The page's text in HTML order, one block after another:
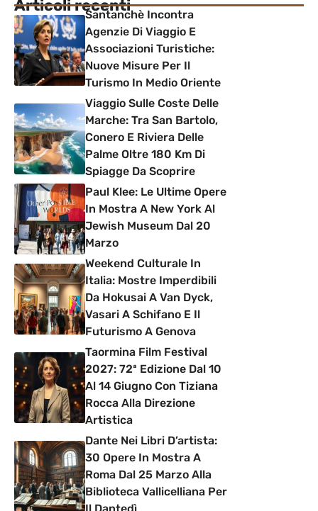
Articoli recentiSantanchè Incontra
Agenzie Di Viaggio E
Associazioni Turistiche:
Nuove Misure Per Il
Turismo In Medio Oriente
Viaggio Sulle Coste Delle
Marche: Tra San Bartolo,
Conero E Riviera Delle
Palme Oltre 180 Km Di
Spiagge Da Scoprire
Paul Klee: Le Ultime Opere
In Mostra A New York Al
Jewish Museum Dal 20
Marzo
Weekend Culturale In
Italia: Mostre Imperdibili
Da Hokusai A Van Dyck,
Vasari A Schifano E Il
Futurismo A Genova
Taormina Film Festival
2027: 72ª Edizione Dal 10
Al 14 Giugno Con Tiziana
Rocca Alla Direzione
Artistica
Dante Nei Libri D’artista:
30 Opere In Mostra A
Roma Dal 25 Marzo Alla
Biblioteca Vallicelliana Per